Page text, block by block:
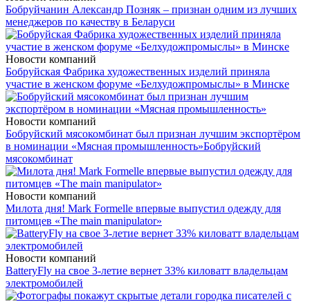
Бобруйчанин Александр Позняк – признан одним из лучших
менеджеров по качеству в Беларуси
Новости компаний
Бобруйская Фабрика художественных изделий приняла
участие в женском форуме «Белхудожпромыслы» в Минске
Новости компаний
Бобруйский мясокомбинат был признан лучшим экспортёром
в номинации «Мясная промышленность»Бобруйский
мясокомбинат
Новости компаний
Милота дня! Mark Formelle впервые выпустил одежду для
питомцев «The main manipulator»
Новости компаний
BatteryFly на свое 3-летие вернет 33% киловатт владельцам
электромобилей